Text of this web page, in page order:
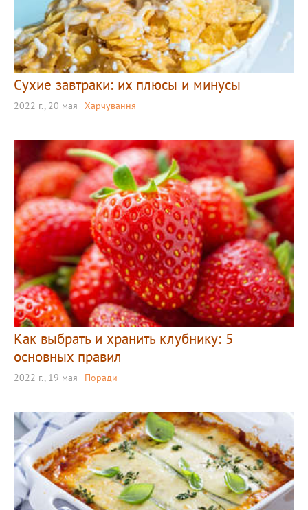
Сухие завтраки: их плюсы и минусы
2022 г., 20 мая Харчування
Как выбрать и хранить клубнику: 5
основных правил
2022 г., 19 мая Поради